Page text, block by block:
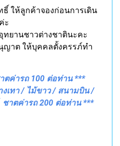
ให้ลูกค้าจองก่อนการเดิน
ะ
ยานชาวต่างชาตินะคะ
ญาต ให้บุคคลตั้งครรภ์ทำ
ตค่ารถ 100 ต่อท่าน ***
เทา / ไม้ขาว / สนามบิน /
ชาตค่ารถ 200 ต่อท่าน ***